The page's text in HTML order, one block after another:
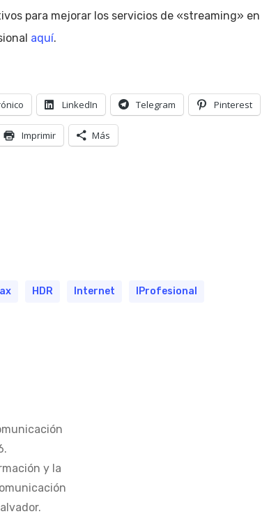
para mejorar los servicios de «streaming» en
aquí.
LinkedIn Telegram Pinterest
Imprimir Más
HDR Internet IProfesional
y la